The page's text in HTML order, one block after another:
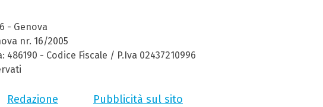
- Genova
nr. 16/2005
- Codice Fiscale / P.Iva 02437210996
Redazione Pubblicità sul sito